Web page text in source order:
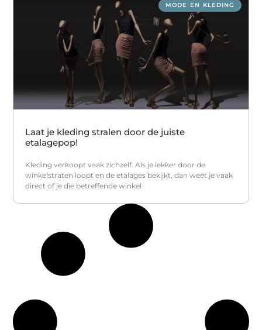
MODE EN KLEDING
Laat je kleding stralen door de juiste
etalagepop!
Kleding verkoopt vaak zichzelf. Als je lekker door de
winkelstraten loopt en de etalages bekijkt, dan weet je vaak
direct of je die betreffende winkel